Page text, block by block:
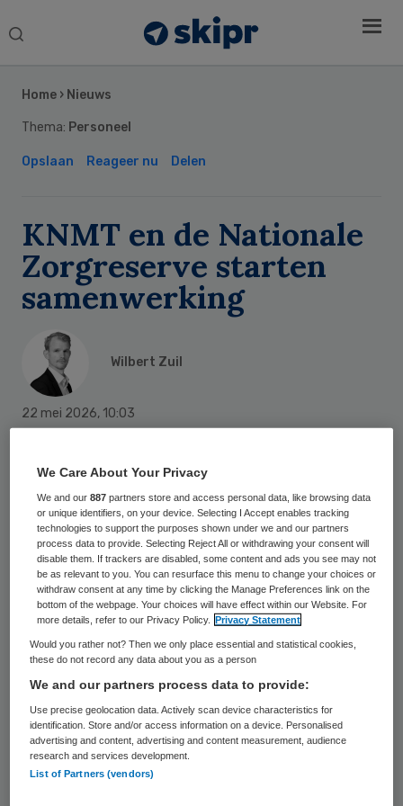
Search
Home › Nieuws
Thema: Personeel
Opslaan Reageer nu Delen
KNMT en de Nationale
Zorgreserve starten
samenwerking
Wilbert Zuil
22 mei 2026, 10:03
De KNMT en de Nationale Zorgreserve ijn
een samenwerking gestart. Sinds eind 2025
kunnen ook (gepensioneerde) tandartsen,
tandartsspecialisten en gediplomeerde
tandartsassistenten zich aanmelden als
zorgreservist.
De partijen halen aan dat met de kennis
over medicatie, pijnbestrijding en injecteren
zij een waardevolle bijdrage kunnen leveren
in crisistijd.
Sidebar
We Care About Your Privacy
We and our887 partners store and access personal data, like browsing data
or unique identifiers, on your device. Selecting I Accept enables tracking
technologies to support the purposes shown under we and our partners
process data to provide. Selecting Reject All or withdrawing your consent will
disable them. If trackers are disabled, some content and ads you see may not
be as relevant to you. You can resurface this menu to change your choices or
withdraw consent at any time by clicking the Manage Preferences link on the
bottom of the webpage. Your choices will have effect within our Website. For
more details, refer to our Privacy Policy.
Privacy Statement
Would you rather not? Then we only place essential and statistical cookies,
these do not record any data about you as a person
We and our partners process data to provide:
Use precise geolocation data. Actively scan device characteristics for
identification. Store and/or access information on a device. Personalised
advertising and content, advertising and content measurement, audience
research and services development.
List of Partners (vendors)